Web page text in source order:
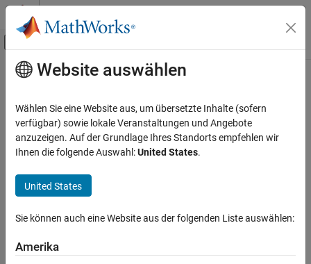
Weiter zum Inhalt
Umschaltung für Off-Canvas-
Startseite der Dokumentation
Hauptinhalt
How useful was this information?
Website auswählen
Wählen Sie eine Website aus, um übersetzte Inhalte (sofern
verfügbar) sowie lokale Veranstaltungen und Angebote
anzuzeigen. Auf der Grundlage Ihres Standorts empfehlen wir
Ihnen die folgende Auswahl:United States.
United States
Sie können auch eine Website aus der folgenden Liste auswählen:
Amerika